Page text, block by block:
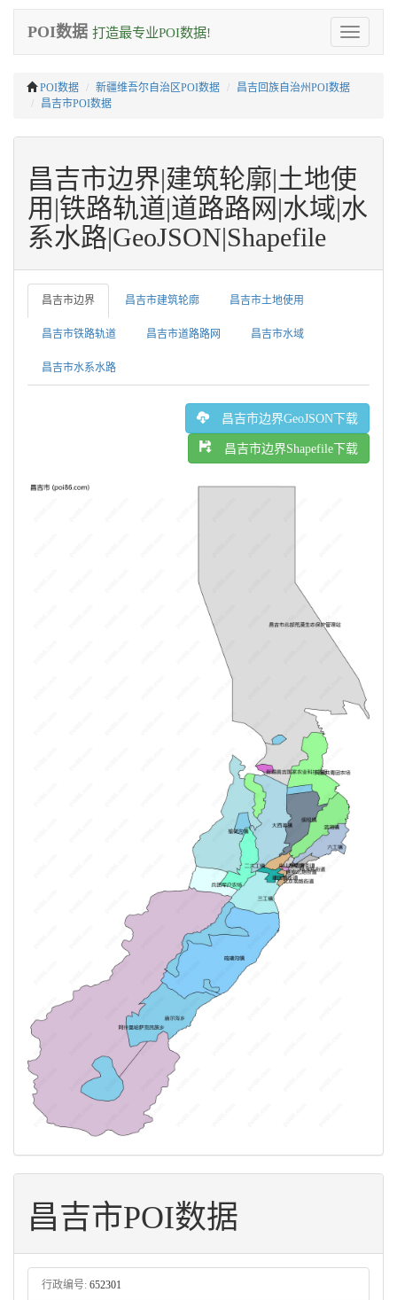
Toggle
navigation
POI数据 打造最专业POI数据!
POI数据 新疆维吾尔自治区POI数据
昌吉回族自治州POI数据
昌吉市POI数据
昌吉市边界|建筑轮廓|土地使
用|铁路轨道|道路路网|水域|水
系水路|GeoJSON|Shapefile
昌吉市边界 昌吉市建筑轮廓 昌吉市土地使用
昌吉市铁路轨道 昌吉市道路路网 昌吉市水域
昌吉市水系水路
昌吉市边界GeoJSON下载
昌吉市边界Shapefile下载
昌吉市POI数据
行政编号: 652301